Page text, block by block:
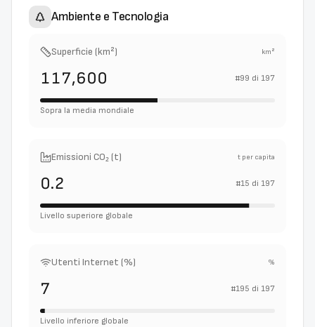
Ambiente e Tecnologia
Superficie (km²) km²
117,600 #99 di 197
Sopra la media mondiale
Emissioni CO₂ (t) t per capita
0.2 #15 di 197
Livello superiore globale
Utenti Internet (%) %
7 #195 di 197
Livello inferiore globale